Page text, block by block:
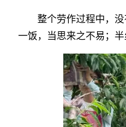
整个劳作过程中，
一饭，当思来之不易；